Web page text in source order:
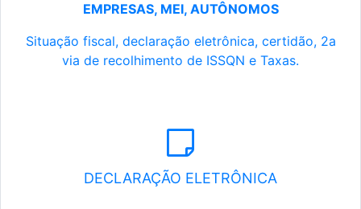
EMPRESAS, MEI, AUTÔNOMOS
Situação fiscal, declaração eletrônica, certidão, 2a
via de recolhimento de ISSQN e Taxas.
DECLARAÇÃO ELETRÔNICA